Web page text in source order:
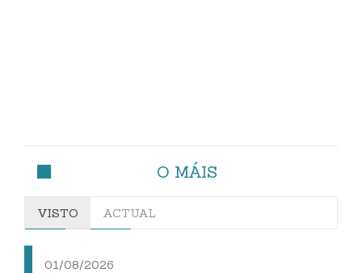
O MÁIS
VISTO ACTUAL
01/08/2026